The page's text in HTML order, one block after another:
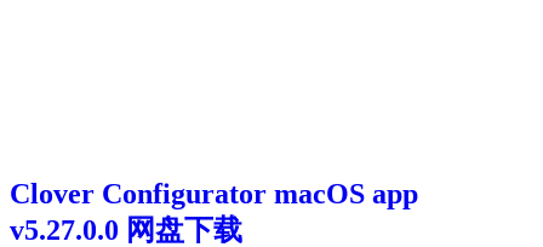
Clover Configurator macOS app
v5.27.0.0 网盘下载